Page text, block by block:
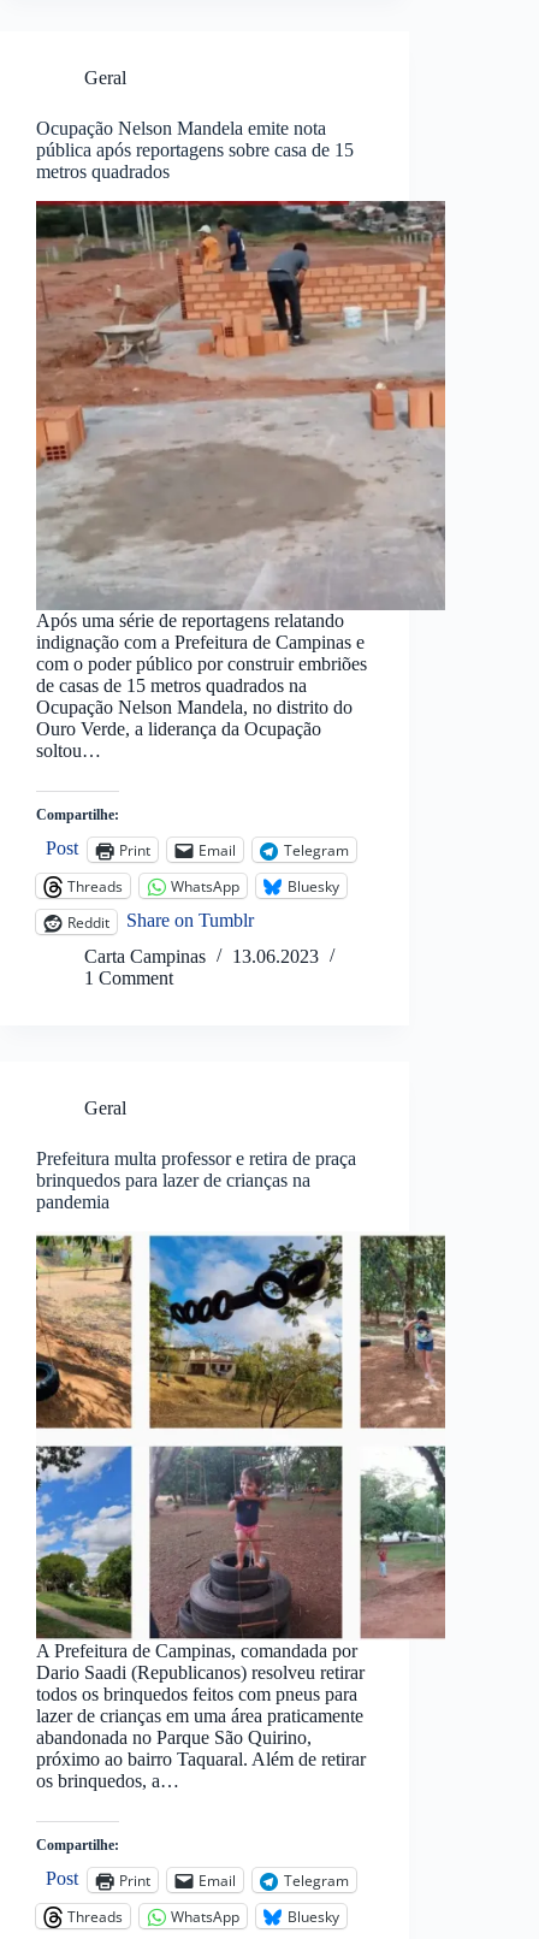
Geral
Ocupação Nelson Mandela emite nota
pública após reportagens sobre casa de 15
metros quadrados
Após uma série de reportagens relatando
indignação com a Prefeitura de Campinas e
com o poder público por construir embriões
de casas de 15 metros quadrados na
Ocupação Nelson Mandela, no distrito do
Ouro Verde, a liderança da Ocupação
soltou…
Compartilhe:
Post Print Email
Telegram
Threads
WhatsApp
Bluesky
Reddit
Share on Tumblr
Carta Campinas
13.06.2023
1 Comment
Geral
Prefeitura multa professor e retira de praça
brinquedos para lazer de crianças na
pandemia
A Prefeitura de Campinas, comandada por
Dario Saadi (Republicanos) resolveu retirar
todos os brinquedos feitos com pneus para
lazer de crianças em uma área praticamente
abandonada no Parque São Quirino,
próximo ao bairro Taquaral. Além de retirar
os brinquedos, a…
Compartilhe:
Post Print Email
Telegram
Threads
WhatsApp Bluesky